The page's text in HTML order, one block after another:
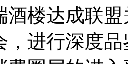
酒楼达成联
，进行深度